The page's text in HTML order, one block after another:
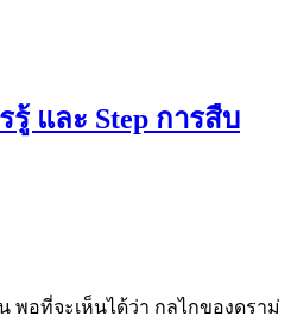
รู้ และ Step การสืบ
พอที่จะเห็นได้ว่า กลไกของดราม่